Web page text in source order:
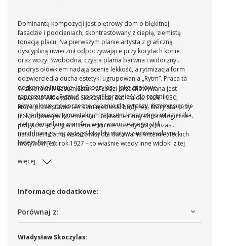
Dominantą kompozycji jest piętrowy dom o błękitnej
fasadzie i podcieniach, skontrastowany z ciepłą, ziemistą
tonacją placu. Na pierwszym planie artysta z graficzną
dyscypliną uwiecznił odpoczywające przy korytach konie
oraz wozy. Swobodna, czysta plama barwna i widoczny
podrys ołówkiem nadają scenie lekkość, a rytmizacja form
odzwierciedla ducha estetyki ugrupowania „Rytm”. Praca ta
doskonale ilustruje, jak Skoczylas – jako czołowy
reprezentant „Rytmu” – potrafił przenieść do techniki
akwarelowej nowoczesne dążenie do syntezy. Krzemieniecnie
jest jedynie sentymentalnym zapisem kresowego miasteczka,
ale przemyślaną manifestacją nowoczesnego stylu
narodowego, łączącego lokalny motyw z uniwersalnym
ładem formy.
W zbiorach Muzeum Sztuki w Łodzi przechowywana jest
akwarela Władysława Skoczylasa, dat. na ok. 1926-1930,
która przedstawia ten sam niebieski budynek, który stał przy
ul. Miodowej w Krzemieńcu. Dokładne ramy chronologiczne
pobytów artysty w Krzemieńcu nie zostały dotychczas
ustalone. Istotną wskazówką dla datowania krzemienieckich
motywów jest rok 1927 – to właśnie wtedy inne widoki z tej
jednoznacznymi tytułami, co pozwala traktować ten okres
więcej
Informacje dodatkowe:
Porównaj z:
Władysław Skoczylas: